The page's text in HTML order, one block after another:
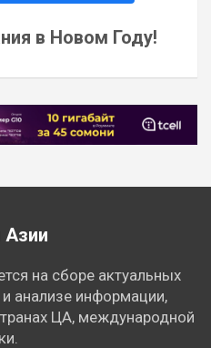
в Новом Году!
Азии
на сборе актуальных
анализе информации,
ЦА, международной